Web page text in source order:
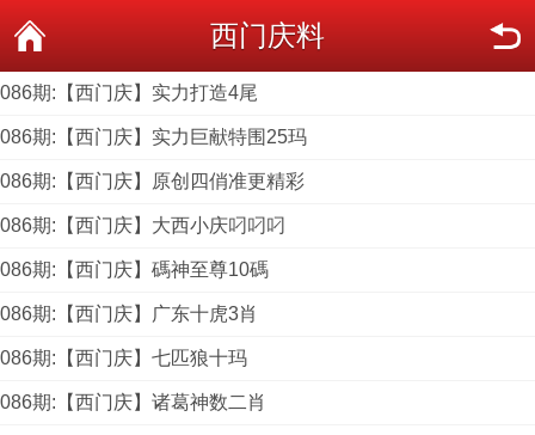
西门庆料
086期:【西门庆】实力打造4尾
086期:【西门庆】实力巨献特围25玛
086期:【西门庆】原创四俏准更精彩
086期:【西门庆】大西小庆叼叼叼
086期:【西门庆】碼神至尊10碼
086期:【西门庆】广东十虎3肖
086期:【西门庆】七匹狼十玛
086期:【西门庆】诸葛神数二肖